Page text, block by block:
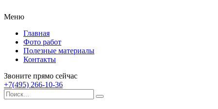
Меню
Главная
Фото работ
Полезные материалы
Контакты
Звоните прямо сейчас
+7(495) 266-10-36